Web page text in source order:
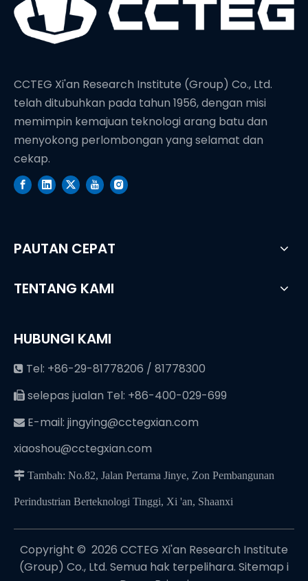
CCTEG Xi'an Research Institute (Group) Co., Ltd.
telah ditubuhkan pada tahun 1956, dengan misi
memimpin kemajuan teknologi arang batu dan
menyokong perlombongan yang selamat dan
cekap.
PAUTAN CEPAT
TENTANG KAMI
HUBUNGI KAMI
 Tel: +86-29-81778206 / 81778300
 selepas jualan Tel: +86-400-029-699
 E-mail: jingying@cctegxian.com
xiaoshou@cctegxian.com
 Tambah: No.82, Jalan Pertama Jinye, Zon Pembangunan
Perindustrian Berteknologi Tinggi, Xi 'an, Shaanxi
Copyright © ️ 2026 CCTEG Xi'an Research Institute
(Group) Co., Ltd. Semua hak terpelihara. Sitemap i